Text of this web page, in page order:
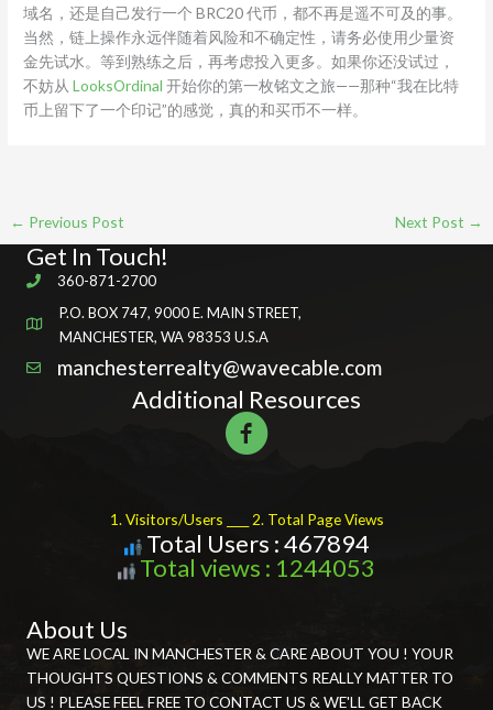
域名，还是自己发行一个 BRC20 代币，都不再是遥不可及的事。
当然，链上操作永远伴随着风险和不确定性，请务必使用少量资
金先试水。等到熟练之后，再考虑投入更多。如果你还没试过，
不妨从LooksOrdinal 开始你的第一枚铭文之旅——那种“我在比特
币上留下了一个印记”的感觉，真的和买币不一样。
← Previous Post Next Post →
Get In Touch!
360-871-2700
P.O. BOX 747, 9000 E. MAIN STREET,
MANCHESTER, WA 98353 U.S.A
manchesterrealty@wavecable.com
Additional Resources
1. Visitors/Users ____ 2. Total Page Views
Total Users : 467894
Total views : 1244053
About Us
WE ARE LOCAL IN MANCHESTER & CARE ABOUT YOU ! YOUR
THOUGHTS QUESTIONS & COMMENTS REALLY MATTER TO
US ! PLEASE FEEL FREE TO CONTACT US & WE'LL GET BACK